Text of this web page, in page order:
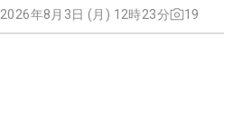
2026年8月3日 (月) 12時23分 19